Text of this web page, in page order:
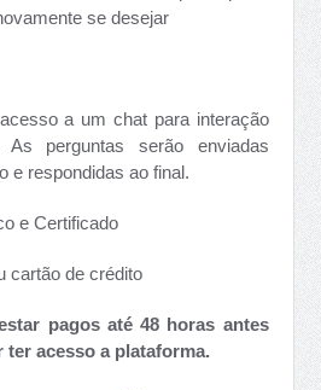
se desejar
a um chat para interação
perguntas serão enviadas
e respondidas ao final.
e Certificado
cartão de crédito
pagos até 48 horas antes
acesso a plataforma.